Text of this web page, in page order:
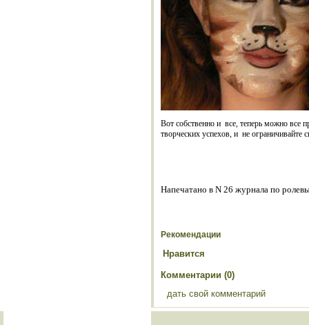
Вот собственно и все, теперь можно все
творческих успехов, и не ограничивайте
Напечатано в N 26 журнала по
Рекомендации
Нравится
Комментарии (0)
дать свой комментарий